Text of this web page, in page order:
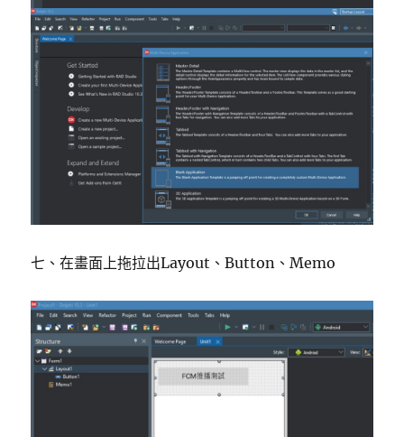
七、在畫面上拖拉出Layout、Button、Memo